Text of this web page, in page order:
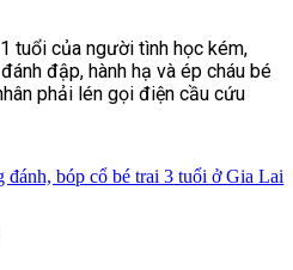
tuổi của người tình học kém,
đập, hành hạ và ép cháu bé
phải lén gọi điện cầu cứu
đánh, bóp cổ bé trai 3 tuổi ở Gia Lai